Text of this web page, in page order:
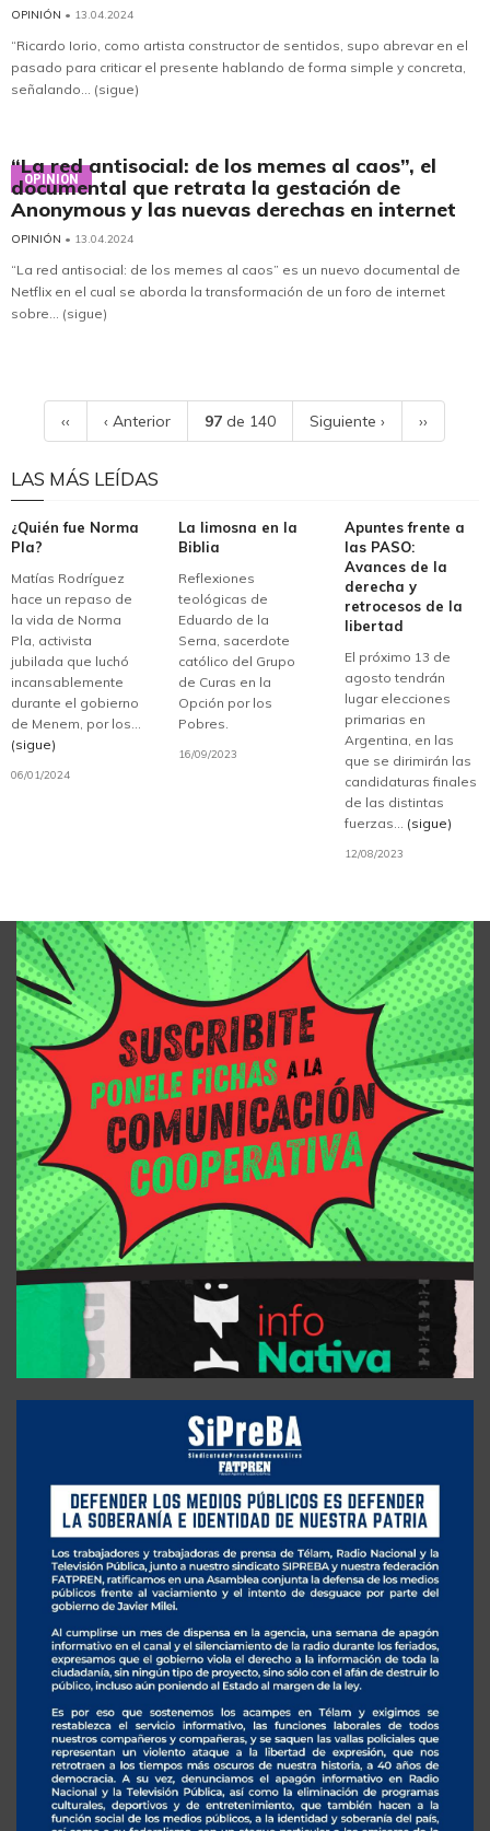
OPINIÓN • 13.04.2024
“Ricardo Iorio, como artista constructor de sentidos, supo abrevar en el
pasado para criticar el presente hablando de forma simple y concreta,
señalando... (sigue)
OPINIÓN
“La red antisocial: de los memes al caos”, el
documental que retrata la gestación de
Anonymous y las nuevas derechas en internet
OPINIÓN • 13.04.2024
“La red antisocial: de los memes al caos” es un nuevo documental de
Netflix en el cual se aborda la transformación de un foro de internet
sobre... (sigue)
‹‹ ‹ Anterior 97 de 140 Siguiente › ››
LAS MÁS LEÍDAS
¿Quién fue Norma
Pla?
Matías Rodríguez
hace un repaso de
la vida de Norma
Pla, activista
jubilada que luchó
incansablemente
durante el gobierno
de Menem, por los...
(sigue)
06/01/2024
La limosna en la
Biblia
Reflexiones
teológicas de
Eduardo de la
Serna, sacerdote
católico del Grupo
de Curas en la
Opción por los
Pobres.
16/09/2023
Apuntes frente a
las PASO:
Avances de la
derecha y
retrocesos de la
libertad
El próximo 13 de
agosto tendrán
lugar elecciones
primarias en
Argentina, en las
que se dirimirán las
candidaturas finales
de las distintas
fuerzas... (sigue)
12/08/2023